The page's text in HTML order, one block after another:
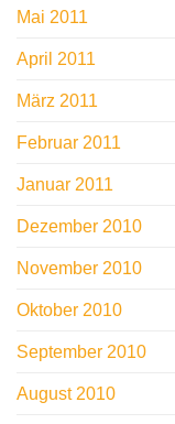
Mai 2011
April 2011
März 2011
Februar 2011
Januar 2011
Dezember 2010
November 2010
Oktober 2010
September 2010
August 2010